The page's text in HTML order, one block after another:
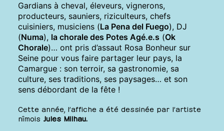
Gardians à cheval, éleveurs, vignerons,
producteurs, sauniers, riziculteurs, chefs
cuisiniers, musiciens (La Pena del Fuego), DJ
(Numa), la chorale des Potes Agé.e.s (Ok
Chorale)… ont pris d’assaut Rosa Bonheur sur
Seine pour vous faire partager leur pays, la
Camargue : son terroir, sa gastronomie, sa
culture, ses traditions, ses paysages… et son
sens débordant de la fête !
Cette année, l’affiche a été dessinée par l’artiste
nîmois Jules Milhau.